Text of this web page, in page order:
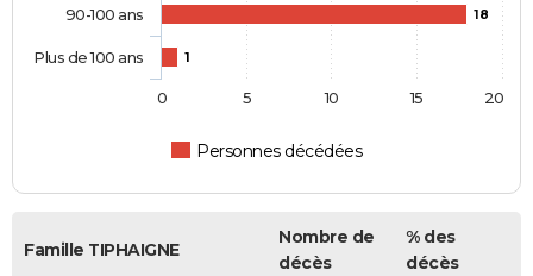
18
1
Personnes décédées
90-100 ans
Plus de 100 ans
0 5 10 15 20
Famille TIPHAIGNE
Nombre de
décès
% des
décès